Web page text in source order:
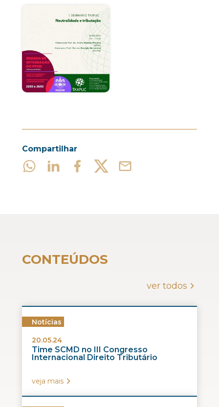
Compartilhar
CONTEÚDOS
ver todos
Notícias
20.05.24
Time SCMD no III Congresso
Internacional Direito Tributário
veja mais